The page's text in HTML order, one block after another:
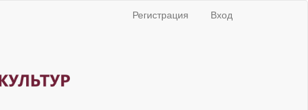
Регистрация Вход